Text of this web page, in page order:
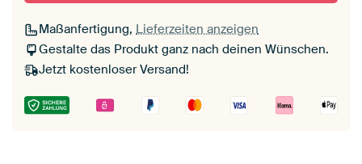
Maßanfertigung, Lieferzeiten anzeigen
Gestalte das Produkt ganz nach deinen Wünschen.
Jetzt kostenloser Versand!